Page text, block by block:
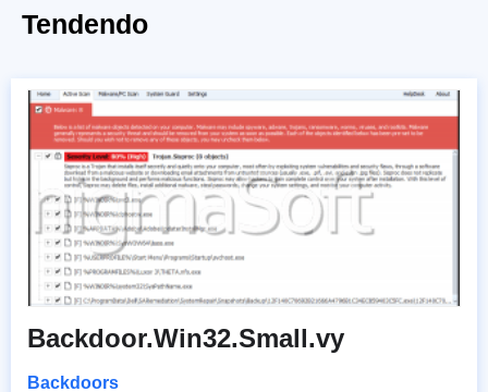
Tendendo
Backdoor.Win32.Small.vy
Backdoors